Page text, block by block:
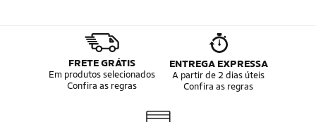
FRETE GRÁTIS
Em produtos selecionados
Confira as regras
ENTREGA EXPRESSA
A partir de 2 dias úteis
Confira as regras